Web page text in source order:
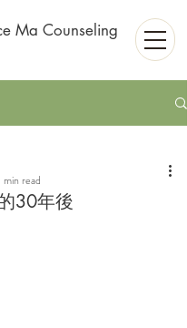
Ma Counseling
30年後
min read